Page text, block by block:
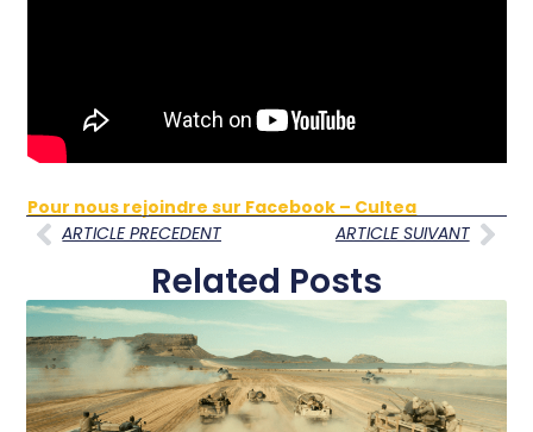
Pour nous rejoindre sur Facebook – Cultea
ARTICLE PRECEDENT
ARTICLE SUIVANT
Related Posts